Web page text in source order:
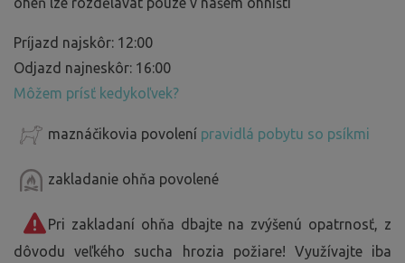
Príjazd najskôr: 12:00
Odjazd najneskôr: 16:00
Môžem prísť kedykoľvek?
maznáčikovia povolení pravidlá pobytu so psíkmi
zakladanie ohňa povolené
Pri zakladaní ohňa dbajte na zvýšenú opatrnosť, z
dôvodu veľkého sucha hrozia požiare! Využívajte iba